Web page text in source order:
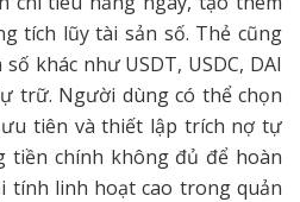
tích lũy tài sản số. Thẻ cũng
khác như USDT, USDC, DAI
trữ. Người dùng có thể chọn
tiên và thiết lập trích nợ tự
tiền chính không đủ để hoàn
tính linh hoạt cao trong quản